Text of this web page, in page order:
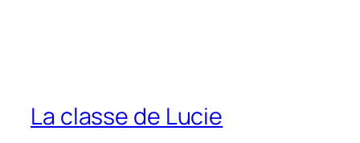
La classe de Lucie